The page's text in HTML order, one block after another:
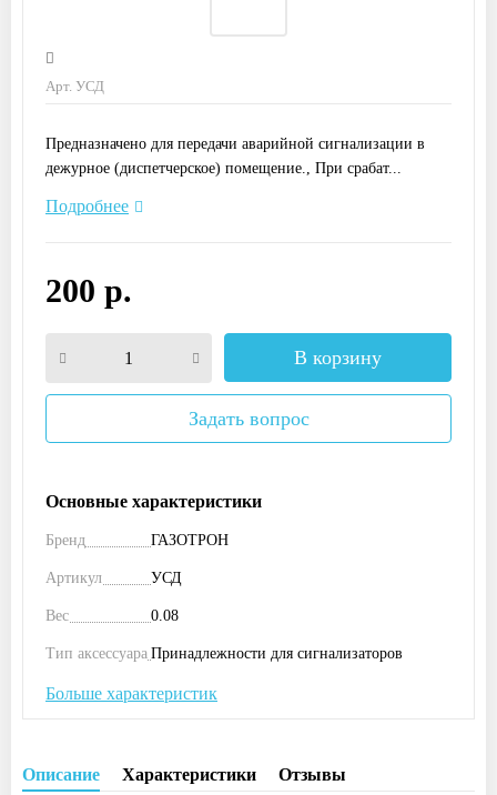
Арт. УСД
Предназначено для передачи аварийной сигнализации в
дежурное (диспетчерское) помещение., При срабат...
Подробнее
200 р.
В корзину
Задать вопрос
Основные характеристики
Бренд ГАЗОТРОН
Артикул УСД
Вес 0.08
Тип аксессуара Принадлежности для сигнализаторов
Больше характеристик
Описание Характеристики Отзывы